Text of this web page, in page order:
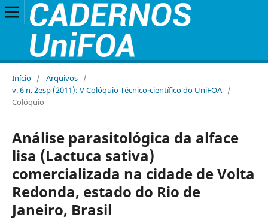
Início / Arquivos /
v. 6 n. 2esp (2011): V Colóquio Técnico-científico do UniFOA /
Colóquio
Análise parasitológica da alface
lisa (Lactuca sativa)
comercializada na cidade de Volta
Redonda, estado do Rio de
Janeiro, Brasil